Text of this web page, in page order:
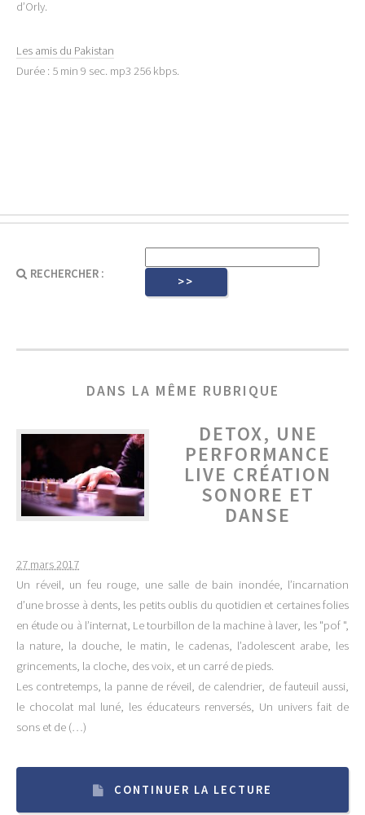
d’Orly.
Les amis du Pakistan
Durée : 5 min 9 sec. mp3 256 kbps.
RECHERCHER :
DANS LA MÊME RUBRIQUE
DETOX, UNE
PERFORMANCE
LIVE CRÉATION
SONORE ET
DANSE
27 mars 2017
Un réveil, un feu rouge, une salle de bain inondée, l’incarnation
d’une brosse à dents, les petits oublis du quotidien et certaines folies
en étude ou à l’internat, Le tourbillon de la machine à laver, les "pof ",
la nature, la douche, le matin, le cadenas, l’adolescent arabe, les
grincements, la cloche, des voix, et un carré de pieds.
Les contretemps, la panne de réveil, de calendrier, de fauteuil aussi,
le chocolat mal luné, les éducateurs renversés, Un univers fait de
sons et de (…)
CONTINUER LA LECTURE